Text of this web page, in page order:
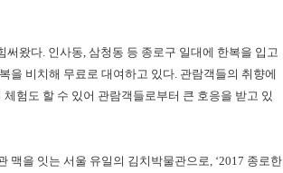
왔다. 인사동, 삼청동 등 종로구 일대에 한복을 입고
을 비치해 무료로 대여하고 있다. 관람객들의 취향에
험도 할 수 있어 관람객들로부터 큰 호응을 받고 있
맥을 잇는 서울 유일의 김치박물관으로, ‘2017 종로한